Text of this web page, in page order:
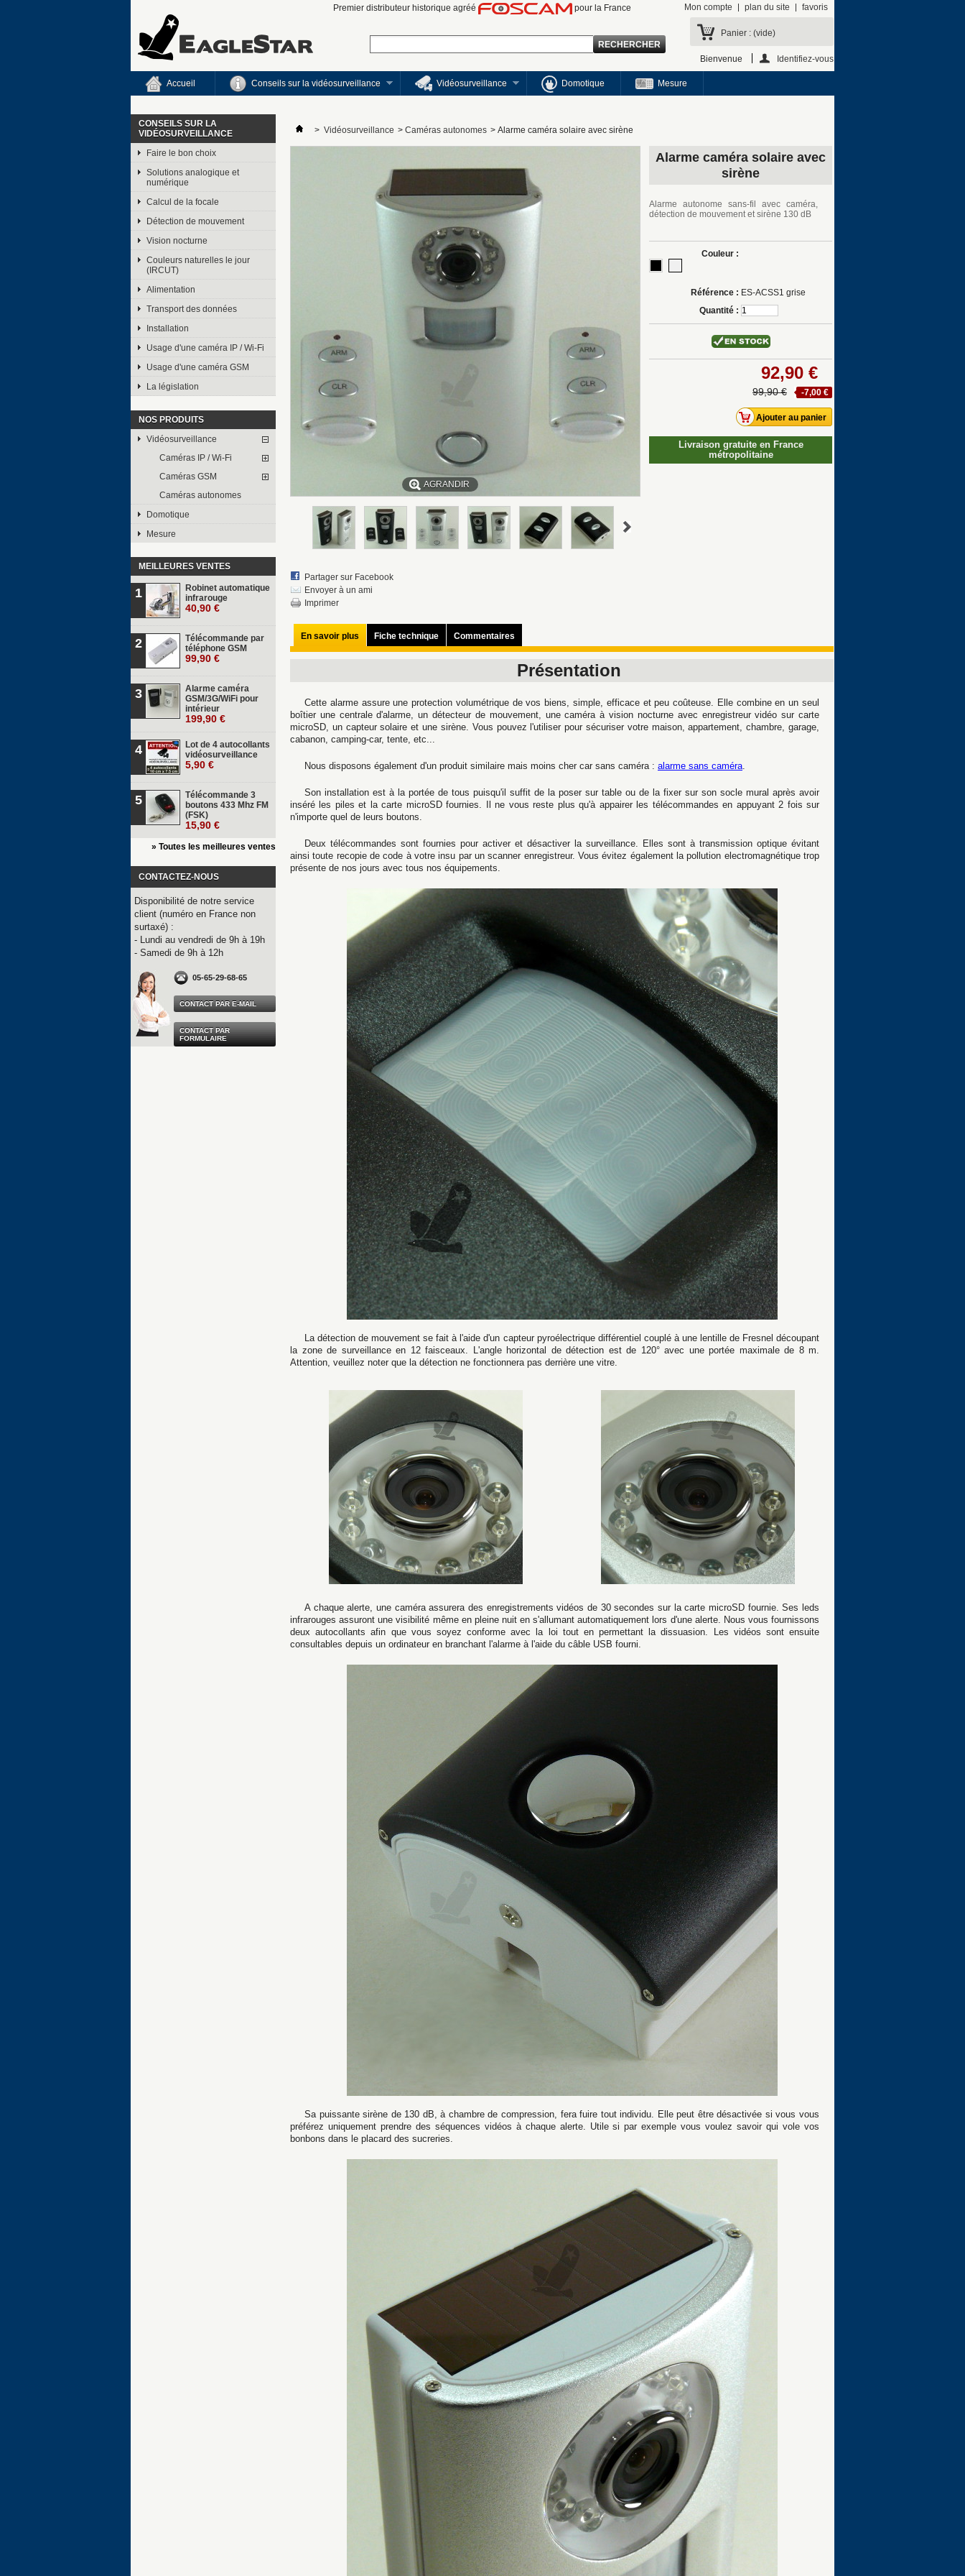
Premier distributeur historique agréé pour la France Mon compte plan du site favoris
Panier : (vide)
Bienvenue Identifiez-vous
Accueil Conseils sur la vidéosurveillance Vidéosurveillance Domotique Mesure
CONSEILS SUR LA
VIDÉOSURVEILLANCE
Faire le bon choix
Solutions analogique et
numérique
Calcul de la focale
Détection de mouvement
Vision nocturne
Couleurs naturelles le jour
(IRCUT)
Alimentation
Transport des données
Installation
Usage d'une caméra IP / Wi-Fi
Usage d'une caméra GSM
La législation
NOS PRODUITS
Vidéosurveillance
Caméras IP / Wi-Fi
Caméras GSM
Caméras autonomes
Domotique
Mesure
MEILLEURES VENTES
1
Robinet automatique
infrarouge
40,90 €
2
Télécommande par
téléphone GSM
99,90 €
3
Alarme caméra
GSM/3G/WiFi pour
intérieur
199,90 €
4
Lot de 4 autocollants
vidéosurveillance
5,90 €
5
Télécommande 3
boutons 433 Mhz FM
(FSK)
15,90 €
» Toutes les meilleures ventes
CONTACTEZ-NOUS
Disponibilité de notre service
client (numéro en France non
surtaxé) :
- Lundi au vendredi de 9h à 19h
- Samedi de 9h à 12h
05-65-29-68-65
CONTACT PAR E-MAIL
CONTACT PAR
FORMULAIRE
> Vidéosurveillance > Caméras autonomes > Alarme caméra solaire avec sirène
AGRANDIR
Partager sur Facebook
Envoyer à un ami
Imprimer
Alarme caméra solaire avec
sirène
Alarme autonome sans-fil avec caméra,
détection de mouvement et sirène 130 dB
Couleur :
Référence : ES-ACSS1 grise
Quantité :
92,90 €
-7,00 €
99,90 €
Livraison gratuite en France
métropolitaine
En savoir plus Fiche technique Commentaires
Présentation
Cette alarme assure une protection volumétrique de vos biens, simple, efficace et peu coûteuse. Elle combine en un seul
boîtier une centrale d'alarme, un détecteur de mouvement, une caméra à vision nocturne avec enregistreur vidéo sur carte
microSD, un capteur solaire et une sirène. Vous pouvez l'utiliser pour sécuriser votre maison, appartement, chambre, garage,
cabanon, camping-car, tente, etc...
Nous disposons également d'un produit similaire mais moins cher car sans caméra : alarme sans caméra.
Son installation est à la portée de tous puisqu'il suffit de la poser sur table ou de la fixer sur son socle mural après avoir
inséré les piles et la carte microSD fournies. Il ne vous reste plus qu'à appairer les télécommandes en appuyant 2 fois sur
n'importe quel de leurs boutons.
Deux télécommandes sont fournies pour activer et désactiver la surveillance. Elles sont à transmission optique évitant
ainsi toute recopie de code à votre insu par un scanner enregistreur. Vous évitez également la pollution electromagnétique trop
présente de nos jours avec tous nos équipements.
La détection de mouvement se fait à l'aide d'un capteur pyroélectrique différentiel couplé à une lentille de Fresnel découpant
la zone de surveillance en 12 faisceaux. L'angle horizontal de détection est de 120° avec une portée maximale de 8 m.
Attention, veuillez noter que la détection ne fonctionnera pas derrière une vitre.
A chaque alerte, une caméra assurera des enregistrements vidéos de 30 secondes sur la carte microSD fournie. Ses leds
infrarouges assuront une visibilité même en pleine nuit en s'allumant automatiquement lors d'une alerte. Nous vous fournissons
deux autocollants afin que vous soyez conforme avec la loi tout en permettant la dissuasion. Les vidéos sont ensuite
consultables depuis un ordinateur en branchant l'alarme à l'aide du câble USB fourni.
Sa puissante sirène de 130 dB, à chambre de compression, fera fuire tout individu. Elle peut être désactivée si vous vous
préférez uniquement prendre des séquences vidéos à chaque alerte. Utile si par exemple vous voulez savoir qui vole vos
bonbons dans le placard des sucreries.